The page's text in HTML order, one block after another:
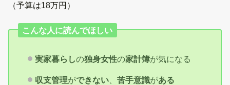
（予算は18万円）
こんな人に読んでほしい
実家暮らしの独身女性の家計簿が気になる
収支管理ができない 苦手意識がある